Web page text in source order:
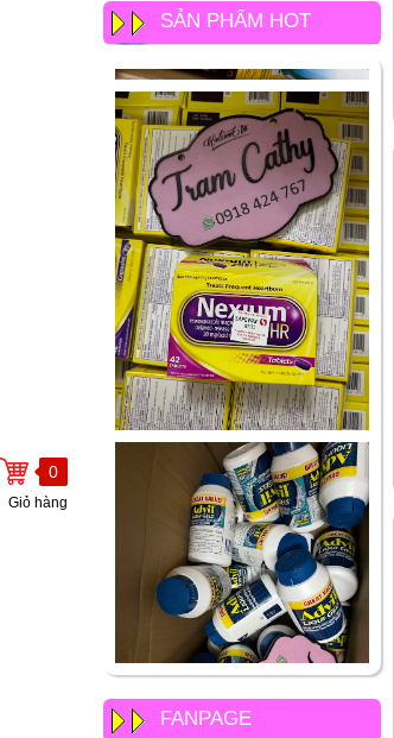
0
Giỏ hàng
SẢN PHẨM HOT
FANPAGE